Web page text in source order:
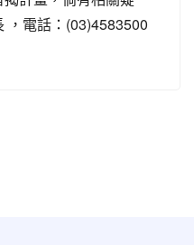
，電話：(03)4583500